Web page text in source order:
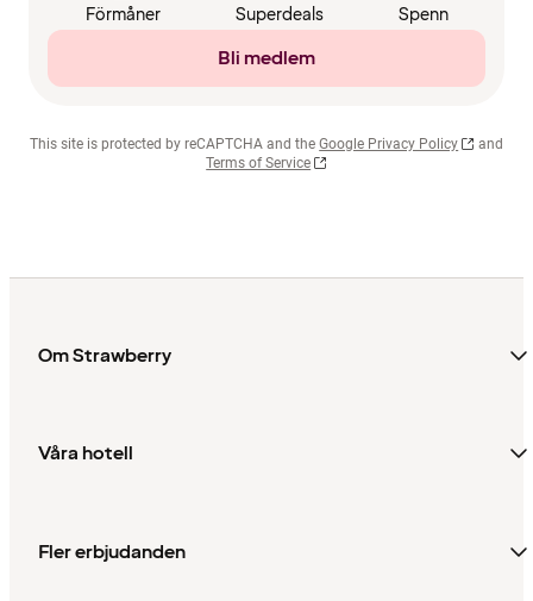
Förmåner Superdeals Spenn
Bli medlem
This site is protected by reCAPTCHA and the Google Privacy Policy
and
Terms of Service
Om Strawberry
Våra hotell
Fler erbjudanden